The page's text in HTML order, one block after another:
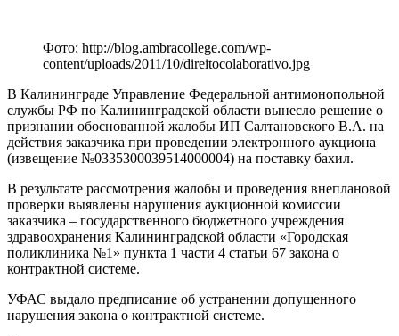
Фото: http://blog.ambracollege.com/wp-
content/uploads/2011/10/direitocolaborativo.jpg
В Калининграде Управление Федеральной антимонопольной
службы РФ по Калининградской области вынесло решение о
признании обоснованной жалобы ИП Салтановского В.А. на
действия заказчика при проведении электронного аукциона
(извещение №0335300039514000004) на поставку бахил.
В результате рассмотрения жалобы и проведения внеплановой
проверки выявлены нарушения аукционной комиссии
заказчика – государственного бюджетного учреждения
здравоохранения Калининградской области «Городская
поликлиника №1» пункта 1 части 4 статьи 67 закона о
контрактной системе.
УФАС выдало предписание об устранении допущенного
нарушения закона о контрактной системе.